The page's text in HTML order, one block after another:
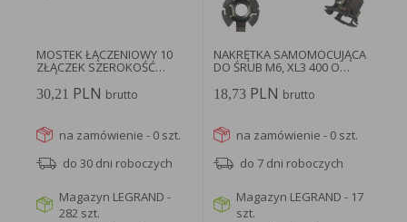
MOSTEK ŁĄCZENIOWY 10
ZŁĄCZEK SZEROKOŚĆ
5MM...
30,21 PLN brutto
na zamówienie - 0 szt.
do 30 dni roboczych
Magazyn LEGRAND -
282 szt.
NAKRĘTKA SAMOMOCUJĄCA
DO ŚRUB M6, XL3 400 O
18,73 PLN brutto
na zamówienie - 0 szt.
do 7 dni roboczych
Magazyn LEGRAND - 17
szt.